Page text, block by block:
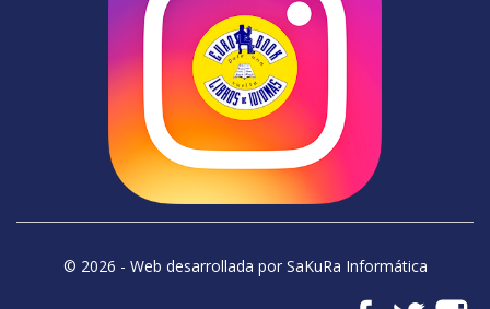
© 2026 - Web desarrollada por SaKuRa Informática